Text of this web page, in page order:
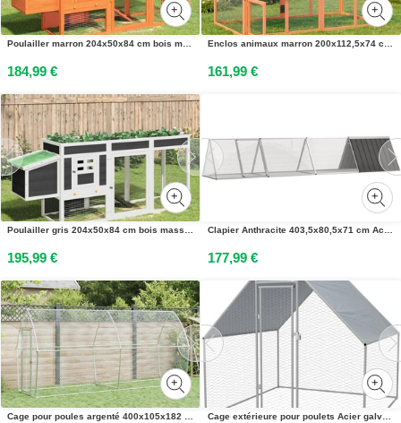
Poulailler marron 204x50x84 cm bois massif de pin
184,99 €
Enclos animaux marron 200x112,5x74 cm bois massif de pin
161,99 €
Poulailler gris 204x50x84 cm bois massif de pin
195,99 €
Clapier Anthracite 403,5x80,5x71 cm Acier galvanisé
177,99 €
Cage pour poules argenté 400x105x182 cm acier galvanisé Cage extérieure pour poulets Acier galvanisé 2 x 2 x 1,92 m